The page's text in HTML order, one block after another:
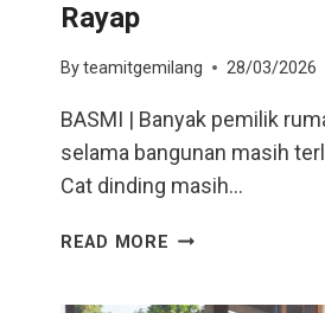
Rayap
Byteamitgemilang 28/03/2026
BASMI | Banyak pemilik
selama bangunan masih
Cat dinding masih…
READ MORE